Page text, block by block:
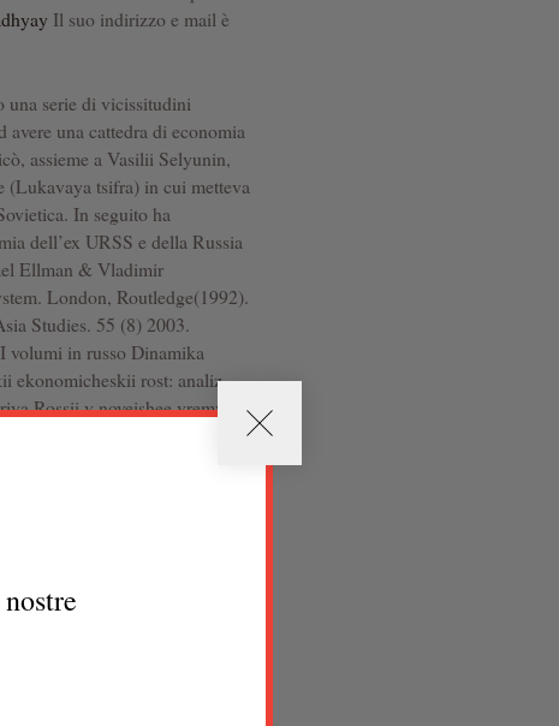
Il suo indirizzo e mail è
una serie di vicissitudini
una cattedra di economia
assieme a Vasilii Selyunin,
(Lukavaya tsifra) in cui metteva
In seguito ha
dell’ex URSS e della Russia
Ellman & Vladimir
London, Routledge(1992).
Studies. 55 (8) 2003.
volumi in russo Dinamika
ekonomicheskii rost: analiz
Rossii v noveishee vremya
e accademico, nel
Political Economy. Ha scritto
articoli su riviste
Papers, Journal of Law